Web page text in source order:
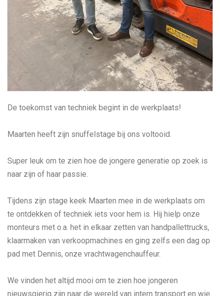
De toekomst van techniek begint in de werkplaats!
Maarten heeft zijn snuffelstage bij ons voltooid.
Super leuk om te zien hoe de jongere generatie op zoek is
naar zijn of haar passie.
Tijdens zijn stage keek Maarten mee in de werkplaats om
te ontdekken of techniek iets voor hem is. Hij hielp onze
monteurs met o.a. het in elkaar zetten van handpallettrucks,
klaarmaken van verkoopmachines en ging zelfs een dag op
pad met Dennis, onze vrachtwagenchauffeur.
We vinden het altijd mooi om te zien hoe jongeren
nieuwsgierig zijn naar de wereld van intern transport en wie